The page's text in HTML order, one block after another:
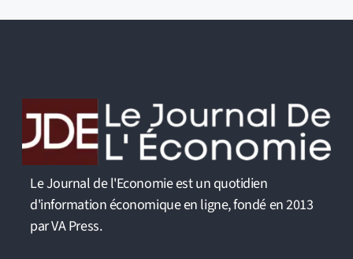
Le Journal de l'Economie est un quotidien
d'information économique en ligne, fondé en 2013
par VA Press.